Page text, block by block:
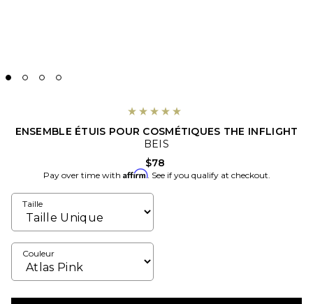
ENSEMBLE ÉTUIS POUR COSMÉTIQUES THE INFLIGHT
BEIS
$78
Pay over time with Affirm. See if you qualify at checkout.
Taille
Couleur